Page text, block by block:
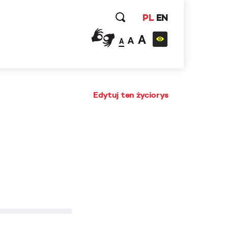
PL EN
A A A
Edytuj ten życiorys